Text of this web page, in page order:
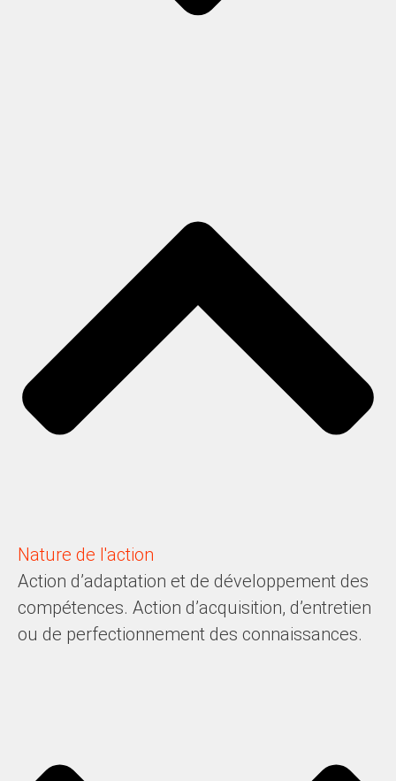
Nature de l'action
Action d’adaptation et de développement des
compétences. Action d’acquisition, d’entretien
ou de perfectionnement des connaissances.